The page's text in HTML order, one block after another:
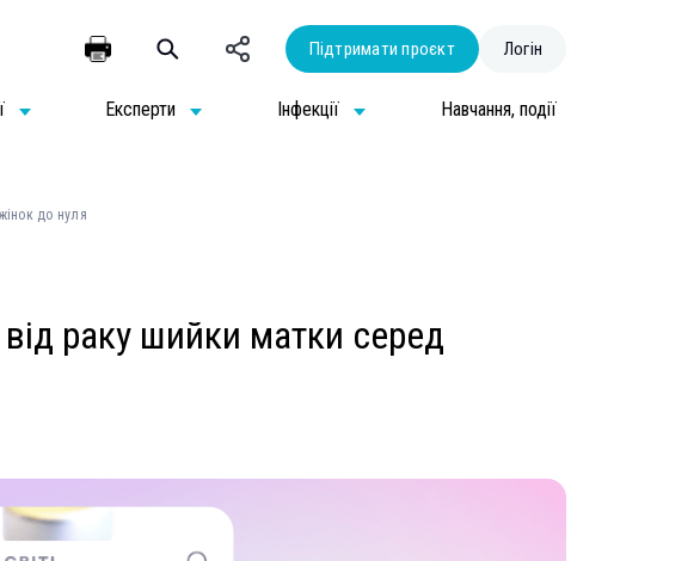
Підтримати проєкт Логін
Експерти Інфекції Навчання, події
до нуля
раку шийки матки серед